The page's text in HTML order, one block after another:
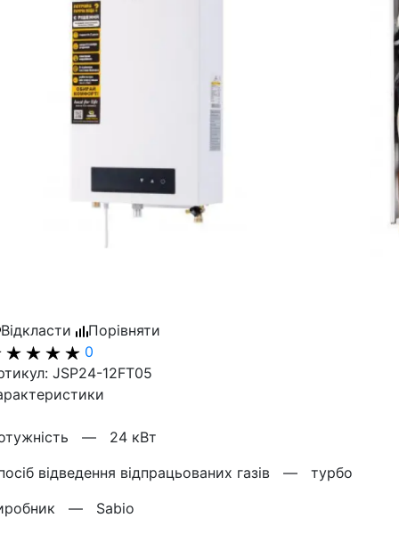
Відкласти
Порівняти
0
JSP24-12FT05
— 24 кВт
відведення відпрацьованих газів — турбо
— Sabio